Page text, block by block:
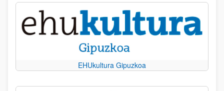
EHUkultura Gipuzkoa